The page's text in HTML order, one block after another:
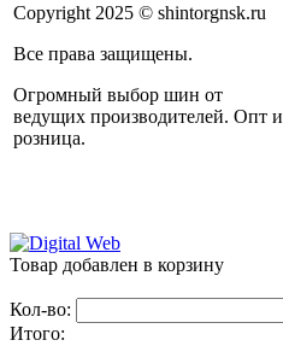
Copyright 2025 © shintorgnsk.ru
Все права защищены.
Огромный выбор шин от
ведущих производителей. Опт и
розница.
Товар добавлен в корзину
Кол-во:
Итого: